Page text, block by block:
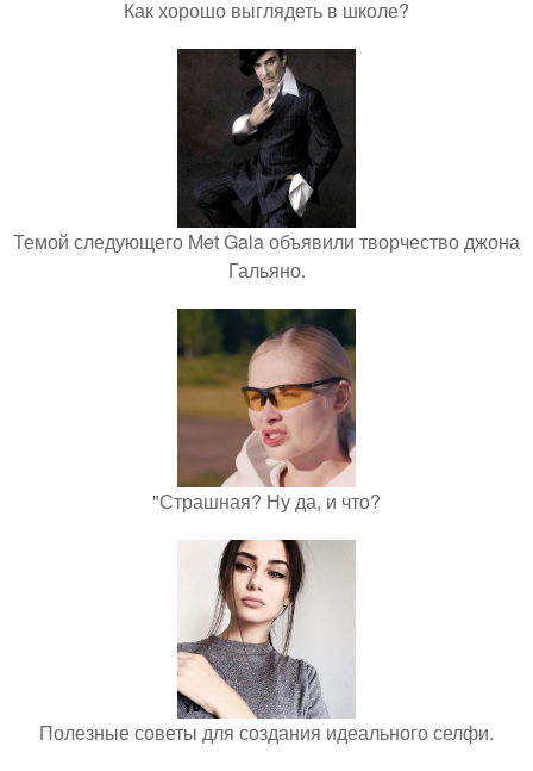
Как хорошо выглядеть в школе?
Темой следующего Met Gala объявили творчество джона
Гальяно.
"Страшная? Ну да, и что?
Полезные советы для создания идеального селфи.